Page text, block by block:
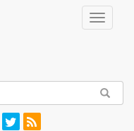
Toggle